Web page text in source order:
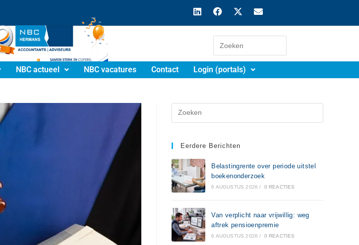
NBC actueel NBC vacatures Contact Login (portals)
Eerdere Berichten
Belastingrente over periode uitstel
boekenonderzoek
6 AUGUSTUS 2026 / 0 REACTIES
Van verplicht naar vrijwillig: weg
aftrek pensioenpremie
6 AUGUSTUS 2026 / 0 REACTIES